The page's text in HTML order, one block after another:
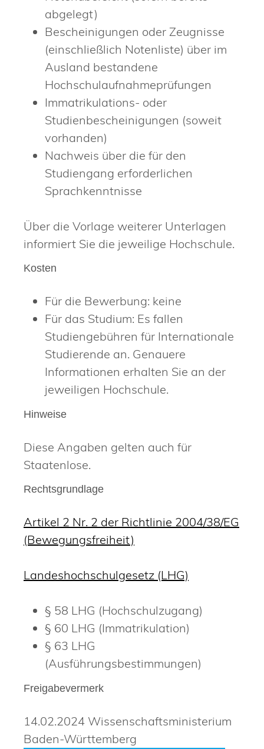
abgelegt)
Bescheinigungen oder Zeugnisse
(einschließlich Notenliste) über im
Ausland bestandene
Hochschulaufnahmeprüfungen
Immatrikulations- oder
Studienbescheinigungen (soweit
vorhanden)
Nachweis über die für den
Studiengang erforderlichen
Sprachkenntnisse
Über die Vorlage weiterer Unterlagen
informiert Sie die jeweilige Hochschule.
Kosten
Für die Bewerbung: keine
Für das Studium: Es fallen
Studiengebühren für Internationale
Studierende an. Genauere
Informationen erhalten Sie an der
jeweiligen Hochschule.
Hinweise
Diese Angaben gelten auch für
Staatenlose.
Rechtsgrundlage
Artikel 2 Nr. 2 der Richtlinie 2004/38/EG
(Bewegungsfreiheit)
Landeshochschulgesetz (LHG)
§ 58 LHG (Hochschulzugang)
§ 60 LHG (Immatrikulation)
§ 63 LHG
(Ausführungsbestimmungen)
Freigabevermerk
14.02.2024 Wissenschaftsministerium
Baden-Württemberg